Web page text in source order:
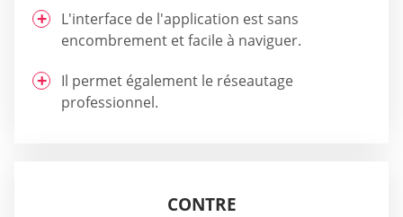
L'interface de l'application est sans
encombrement et facile à naviguer.
Il permet également le réseautage
professionnel.
CONTRE